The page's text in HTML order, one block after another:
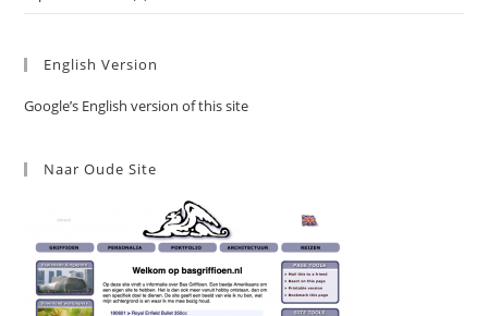
English Version
Google’s English version of this site
Naar Oude Site